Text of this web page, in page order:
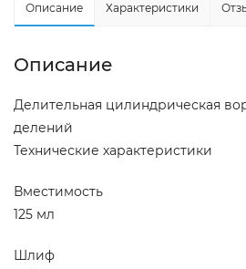
Описание Характеристики
Описание
Делительная цилиндрическая
делений
Технические характеристики
Вместимость
125 мл
Шлиф